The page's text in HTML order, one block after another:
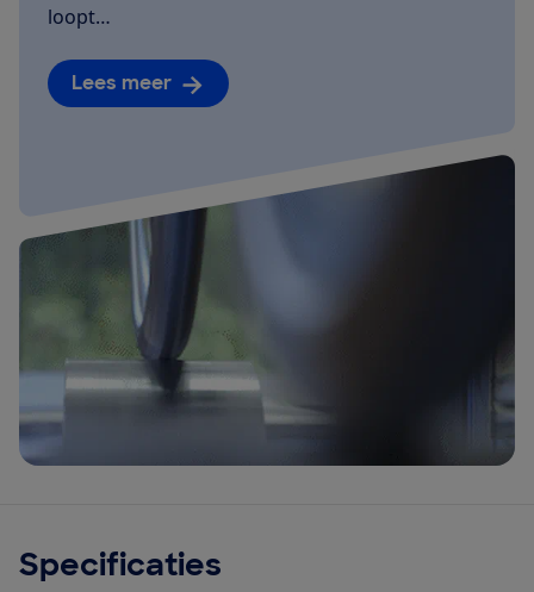
loopt…
Lees meer
Specificaties